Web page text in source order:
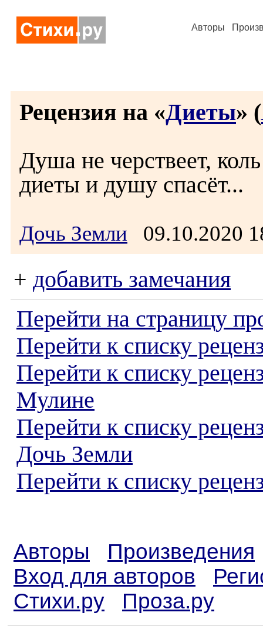
Авторы
Рецензия на «Диеты» (
Душа не черствеет,
диеты и душу спасёт...
Дочь Земли 09.10.2020
+ добавить замечания
Перейти на страницу
Перейти к списку
Перейти к списку
Мулине
Перейти к списку
Дочь Земли
Перейти к списку
Авторы
Произведения
Вход для авторов
Стихи.ру
Проза.ру